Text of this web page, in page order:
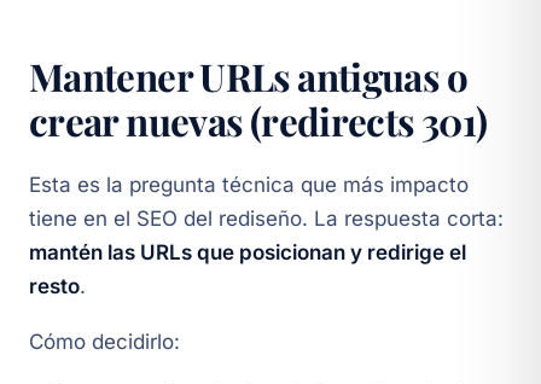
Mantener URLs antiguas o
crear nuevas (redirects 301)
Esta es la pregunta técnica que más impacto
tiene en el SEO del rediseño. La respuesta corta:
mantén las URLs que posicionan y redirige el
resto.
Cómo decidirlo: